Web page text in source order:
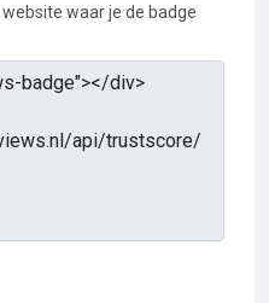
waar je de badge